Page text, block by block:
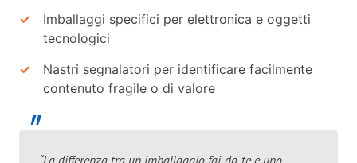
Imballaggi specifici per elettronica e oggetti
tecnologici
Nastri segnalatori per identificare facilmente
contenuto fragile o di valore
“La differenza tra un imballaggio fai-da-te e uno